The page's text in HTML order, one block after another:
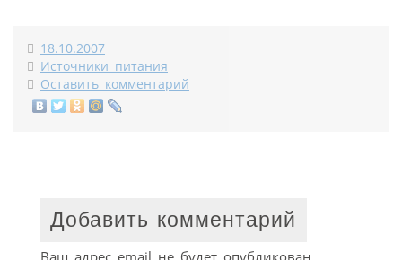
18.10.2007
Источники питания
Оставить комментарий
Добавить комментарий
Ваш адрес email не будет опубликован.